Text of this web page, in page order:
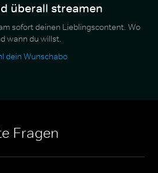
überall streamen
sofort deinen Lieblingscontent. Wo
wann du willst.
dein Wunschabo
Fragen